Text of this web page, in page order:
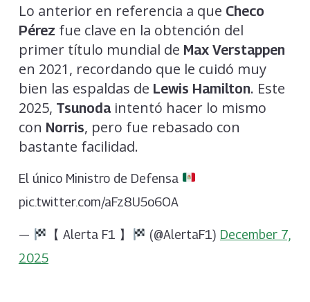
Lo anterior en referencia a que Checo
Pérez fue clave en la obtención del
primer título mundial de Max Verstappen
en 2021, recordando que le cuidó muy
bien las espaldas de Lewis Hamilton. Este
2025, Tsunodaintentó hacer lo mismo
con Norris, pero fue rebasado con
bastante facilidad.
El único Ministro de Defensa
pic.twitter.com/aFz8U5o6OA
— 【 Alerta F1 】 (@AlertaF1) December 7,
2025